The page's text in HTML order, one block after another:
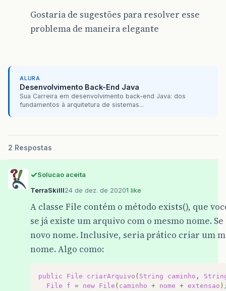
Gostaria de sugestões para resolver esse
problema de maneira elegante
ALURA
Desenvolvimento Back-End Java
Sua Carreira em desenvolvimento back-end Java: dos
fundamentos à arquitetura de sistemas...
2 Respostas
Solucao aceita
TerraSkilll24 de dez. de 20201 like
A classe File contém o método exists(), que
se já existe um arquivo com o mesmo nome.
novo nome. Inclusive, seria prático criar um
nome. Algo como:
public File criarArquivo ( String caminho ,
File
f = new File ( caminho + nome + extensao )